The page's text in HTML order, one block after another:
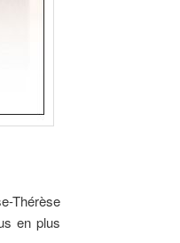
Thérèse
en plus